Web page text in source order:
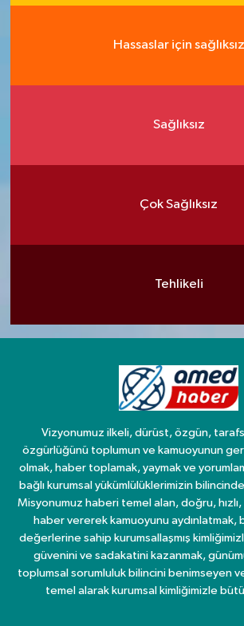
Hassaslar için sağlıksız
Sağlıksız
Çok Sağlıksız
Tehlikeli
Vizyonumuz ilkeli, dürüst, özgün,
özgürlüğünü toplumun ve kamuoyunun
olmak, haber toplamak, yaymak ve
bağlı kurumsal yükümlülüklerimizin
Misyonumuz haberi temel alan, doğru,
haber vererek kamuoyunu aydınlatmak,
değerlerine sahip kurumsallaşmış
güvenini ve sadakatini kazanmak,
toplumsal sorumluluk bilincini benimseyen
temel alarak kurumsal kimliğimizle